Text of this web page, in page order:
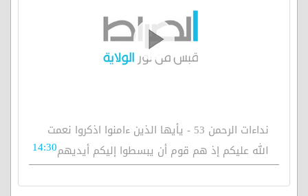
نداءات الرحمن 53 - يأيها الذين ءامنوا اذكروا نعمت
الله عليكم إذ هم قوم أن يبسطوا إليكم أيديهم14:30